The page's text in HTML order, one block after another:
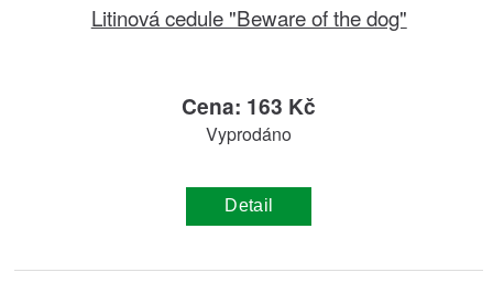
Litinová cedule "Beware of the dog"
Cena: 163 Kč
Vyprodáno
Detail